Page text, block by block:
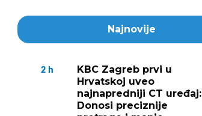
Najnovije
2 h
KBC Zagreb prvi u
Hrvatskoj uveo
najnapredniji CT uređaj:
Donosi preciznije